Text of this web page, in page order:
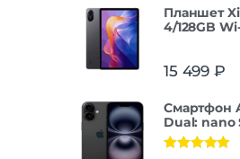
Планшет
4/128GB
15 499 ₽
Смартфон
Dual: nano